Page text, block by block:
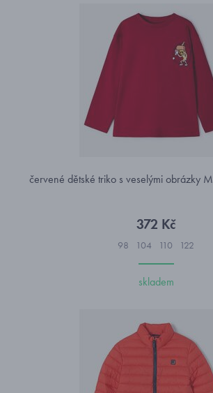
červené dětské triko s veselými obrázky
372 Kč
98 104 110 122
skladem